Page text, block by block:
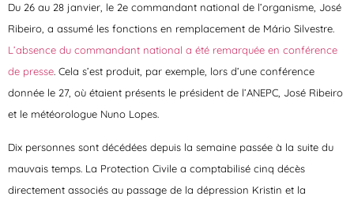
Du 26 au 28 janvier, le 2e commandant national de l’organisme, José
Ribeiro, a assumé les fonctions en remplacement de Mário Silvestre.
L’absence du commandant national a été remarquée en conférence
de presse. Cela s’est produit, par exemple, lors d’une conférence
donnée le 27, où étaient présents le président de l’ANEPC, José Ribeiro
et le météorologue Nuno Lopes.
Dix personnes sont décédées depuis la semaine passée à la suite du
mauvais temps. La Protection Civile a comptabilisé cinq décès
directement associés au passage de la dépression Kristin et la